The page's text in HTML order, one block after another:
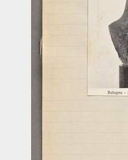
4 - Ellen Keys Folkbildningsarbetet,
5 - Utkast till studien öfver C. J. L.
6 - Essayer om E. B. Browning och
7 - Resebrev från Sverige
8:1-2 - Anteckningar under min resa
9 - Excerpter och brev om August
10 - Manuskriptet till De franska